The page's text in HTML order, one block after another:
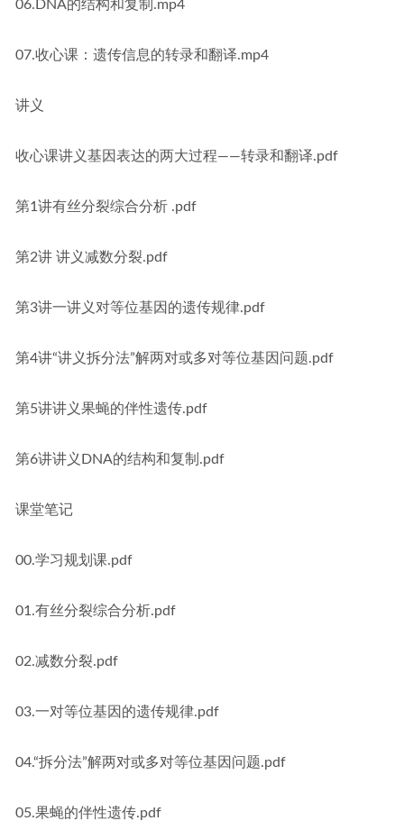
06.DNA的结构和复制.mp4
07.收心课：遗传信息的转录和翻译.mp4
讲义
收心课讲义基因表达的两大过程——转录和翻译.pdf
第1讲有丝分裂综合分析 .pdf
第2讲 讲义减数分裂.pdf
第3讲一讲义对等位基因的遗传规律.pdf
第4讲“讲义拆分法”解两对或多对等位基因问题.pdf
第5讲讲义果蝇的伴性遗传.pdf
第6讲讲义DNA的结构和复制.pdf
课堂笔记
00.学习规划课.pdf
01.有丝分裂综合分析.pdf
02.减数分裂.pdf
03.一对等位基因的遗传规律.pdf
04.“拆分法”解两对或多对等位基因问题.pdf
05.果蝇的伴性遗传.pdf